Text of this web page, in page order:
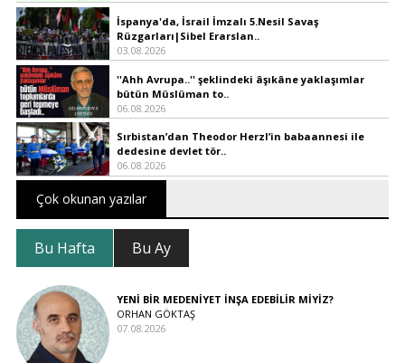
İspanya'da, İsrail İmzalı 5.Nesil Savaş
Rüzgarları|Sibel Erarslan..
03.08.2026
''Ahh Avrupa..'' şeklindeki âşıkâne yaklaşımlar
bütün Müslüman to..
06.08.2026
Sırbistan’dan Theodor Herzl’in babaannesi ile
dedesine devlet tör..
06.08.2026
Çok okunan yazılar
Bu Hafta Bu Ay
YENİ BİR MEDENİYET İNŞA EDEBİLİR MİYİZ?
ORHAN GÖKTAŞ
07.08.2026